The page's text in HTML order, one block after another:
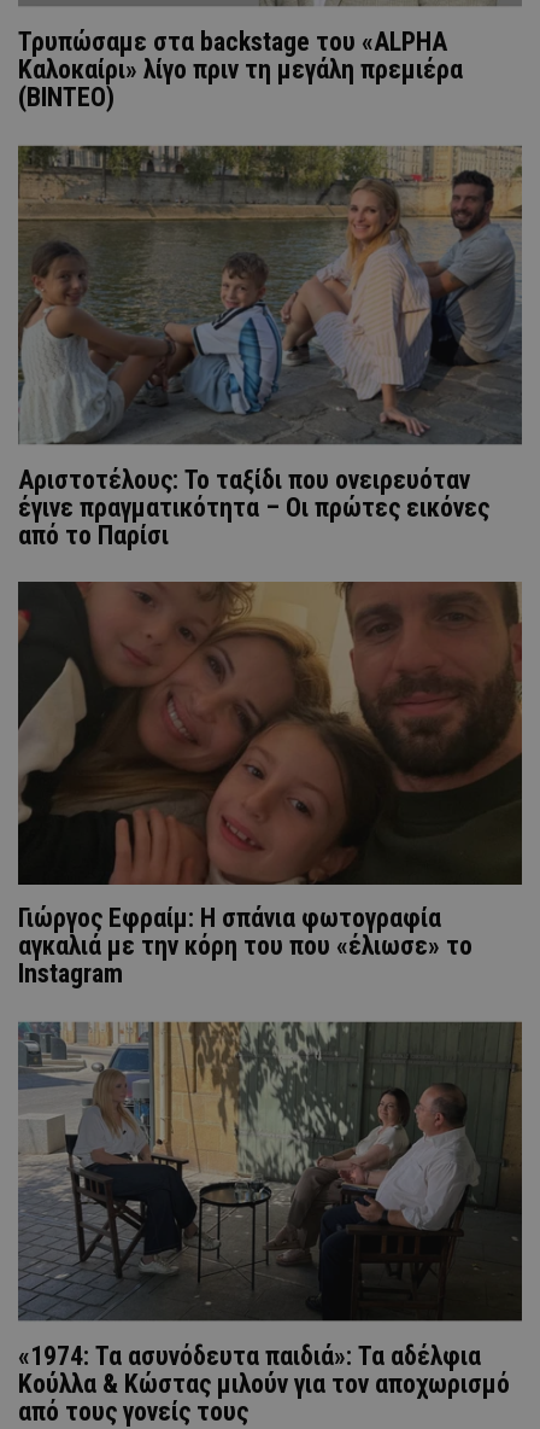
Τρυπώσαμε στα backstage του «ALPHA
Καλοκαίρι» λίγο πριν τη μεγάλη πρεμιέρα
(ΒΙΝΤΕΟ)
Αριστοτέλους: Το ταξίδι που ονειρευόταν
έγινε πραγματικότητα – Οι πρώτες εικόνες
από το Παρίσι
Γιώργος Εφραίμ: Η σπάνια φωτογραφία
αγκαλιά με την κόρη του που «έλιωσε» το
Instagram
«1974: Τα ασυνόδευτα παιδιά»: Τα αδέλφια
Κούλλα & Κώστας μιλούν για τον αποχωρισμό
από τους γονείς τους